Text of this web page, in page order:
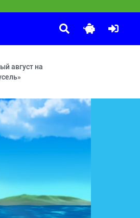
Бараш! — Красота — Мисс
День ошибок — Моя няня —
малыши!
ночи, малыши!» — уникальное
август на